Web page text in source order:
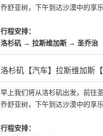
乔舒亚树，下午到达沙漠中的享
行程安排：
洛杉矶 → 拉斯维加斯 → 圣乔治
洛杉矶【汽车】拉斯维加斯
早上我们将从洛杉矶出发，前往
乔舒亚树，下午到达沙漠中的享
行程安排：